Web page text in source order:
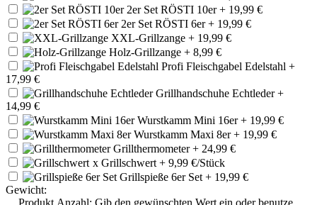
2er Set RÖSTI 10er+ 19,99 €
2er Set RÖSTI 6er+ 19,99 €
XXL-Grillzange + 19,99 €
Holz-Grillzange + 8,99 €
Profi Fleischgabel Edelstahl +
17,99 €
Grillhandschuhe Echtleder+
14,99 €
Wurstkamm Mini 16er+ 19,99 €
Wurstkamm Maxi 8er+ 19,99 €
Grillthermometer+ 24,99 €
x Grillschwert + 9,99 €/Stück
Grillspieße 6er Set + 19,99 €
Gewicht:
Produkt Anzahl: Gib den gewünschten Wert ein oder benutze